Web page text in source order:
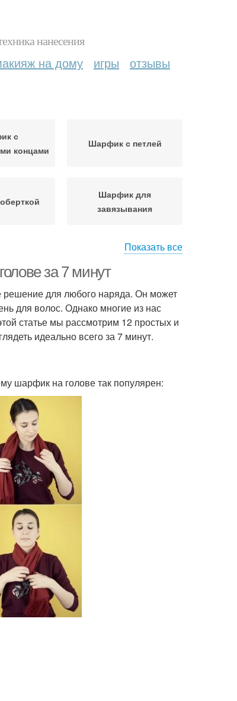
нанесения
на дому игры отзывы
с
концами
Шарфик с петлей
Шарфик для
завязывания
Показать все
за 7 минут
решение для любого наряда. Он может
для волос. Однако многие из нас
статье мы рассмотрим 12 простых и
идеально всего за 7 минут.
шарфик на голове так популярен: